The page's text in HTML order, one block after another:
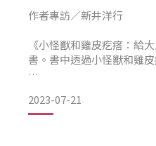
作者專訪／新井洋行
《小怪獸和雞皮疙瘩：給
書。書中透過小怪獸和雞
Q1 您曾在訪談中提到，當
2023-07-21